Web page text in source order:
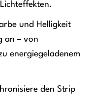
und Helligkeit
an – von
energiegeladenem
den Strip